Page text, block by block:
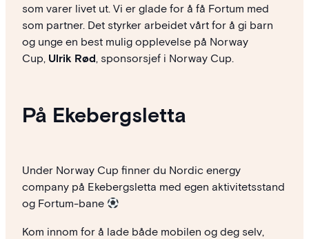
som varer livet ut. Vi er glade for å få Fortum med
som partner. Det styrker arbeidet vårt for å gi barn
og unge en best mulig opplevelse på Norway
Cup, Ulrik Rød, sponsorsjef i Norway Cup.
På Ekebergsletta
Under Norway Cup finner du Nordic energy
company på Ekebergsletta med egen aktivitetsstand
og Fortum-bane
Kom innom for å lade både mobilen og deg selv,